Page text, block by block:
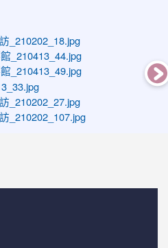
photo-1493
photo-1531
photo-1486
photo-1269